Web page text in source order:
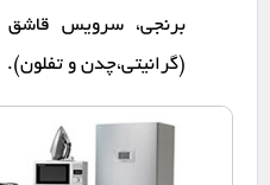
برنجی، سرویس قاشق
(گرانیتی،چدن و تفلون).